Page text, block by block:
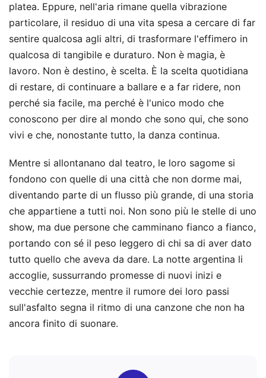
platea. Eppure, nell'aria rimane quella vibrazione
particolare, il residuo di una vita spesa a cercare di far
sentire qualcosa agli altri, di trasformare l'effimero in
qualcosa di tangibile e duraturo. Non è magia, è
lavoro. Non è destino, è scelta. È la scelta quotidiana
di restare, di continuare a ballare e a far ridere, non
perché sia facile, ma perché è l'unico modo che
conoscono per dire al mondo che sono qui, che sono
vivi e che, nonostante tutto, la danza continua.
Mentre si allontanano dal teatro, le loro sagome si
fondono con quelle di una città che non dorme mai,
diventando parte di un flusso più grande, di una storia
che appartiene a tutti noi. Non sono più le stelle di uno
show, ma due persone che camminano fianco a fianco,
portando con sé il peso leggero di chi sa di aver dato
tutto quello che aveva da dare. La notte argentina li
accoglie, sussurrando promesse di nuovi inizi e
vecchie certezze, mentre il rumore dei loro passi
sull'asfalto segna il ritmo di una canzone che non ha
ancora finito di suonare.